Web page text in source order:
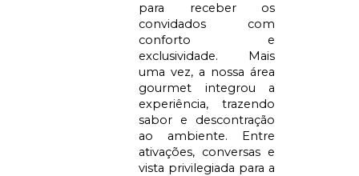
para receber os
convidados com
conforto e
exclusividade. Mais
uma vez, a nossa área
gourmet integrou a
experiência, trazendo
sabor e descontração
ao ambiente. Entre
ativações, conversas e
vista privilegiada para a